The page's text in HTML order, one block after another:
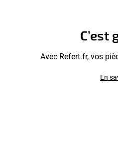
C’est
Avec Refert.fr, vos
En